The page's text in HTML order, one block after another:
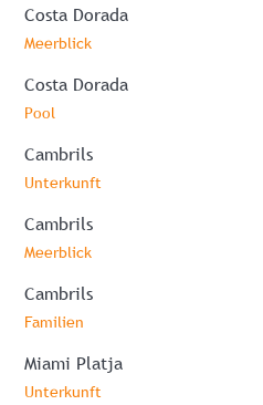
Costa Dorada
Meerblick
Costa Dorada
Pool
Cambrils
Unterkunft
Cambrils
Meerblick
Cambrils
Familien
Miami Platja
Unterkunft